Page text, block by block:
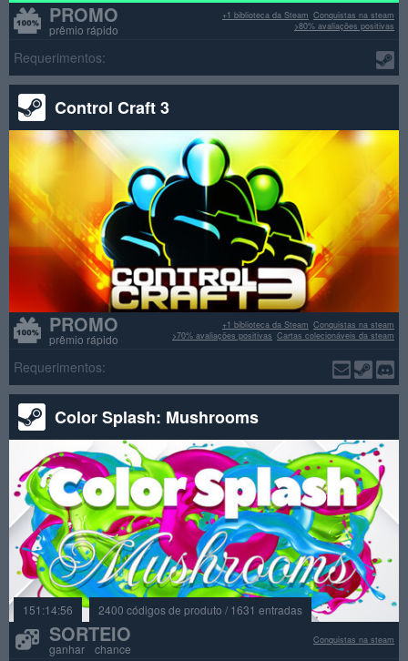
PROMO
prêmio rápido
Conquistas na steam
+1 biblioteca da Steam
>80% avaliações positivas
Requerimentos:
Control Craft 3
PROMO
prêmio rápido
Conquistas na steam
+1 biblioteca da Steam
Cartas colecionáveis da steam
>70% avaliações positivas
Requerimentos:
Color Splash: Mushrooms
151:14:56 2400 códigos de produto / 1631 entradas
SORTEIO
ganhar chance
Conquistas na steam